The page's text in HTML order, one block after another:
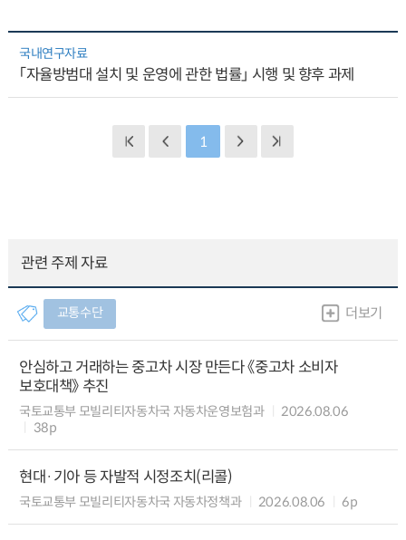
국내연구자료
「자율방범대 설치 및 운영에 관한 법률」 시행 및 향후 과제
1
관련 주제 자료
교통수단 더보기
안심하고 거래하는 중고차 시장 만든다 《중고차 소비자
보호대책》 추진
국토교통부 모빌리티자동차국 자동차운영보험과
2026.08.06
38p
현대·기아 등 자발적 시정조치(리콜)
국토교통부 모빌리티자동차국 자동차정책과 2026.08.06 6p